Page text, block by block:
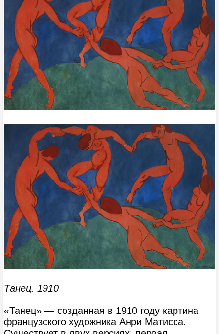
Танец. 1910
«Танец» — созданная в 1910 году картина
французского художника Анри Матисса.